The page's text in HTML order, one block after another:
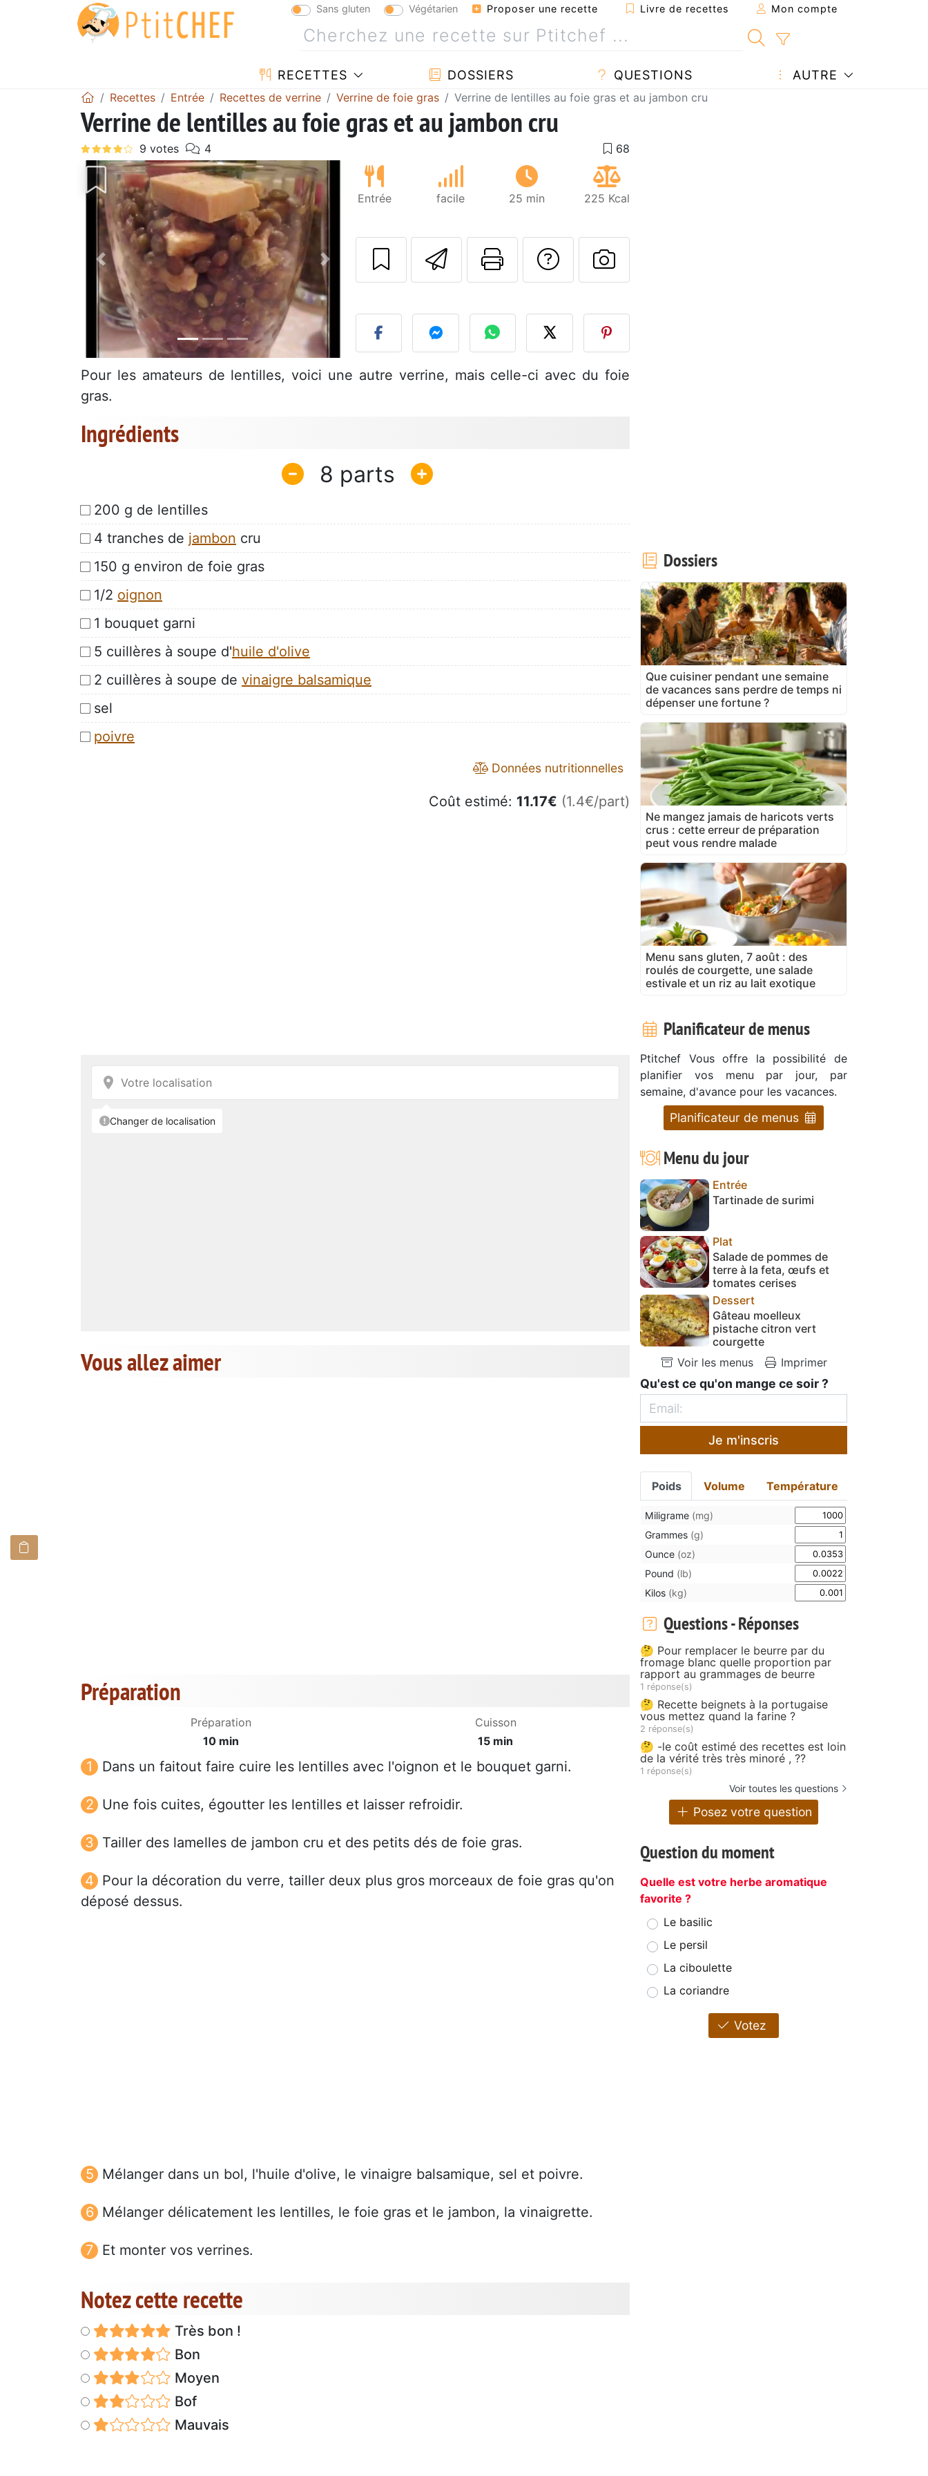
Sans gluten Végétarien Proposer une recette Livre de recettes Mon compte
RECETTES DOSSIERS QUESTIONS AUTRE
Recettes Entrée Recettes de verrine Verrine de foie gras Verrine de lentilles au foie gras et au jambon cru
Verrine de lentilles au foie gras et au jambon cru
Précédent Suivant
Entrée facile 25 min 225 Kcal
Envoyer cette recette à un ami
Imprimer cette page
Poser une question à l'auteur
Publier votre photo de cette
Pour les amateurs de lentilles, voici une autre verrine, mais celle-ci avec du foie
gras.
Ingrédients
8
200 g de lentilles
4 tranches de jambon cru
150 g environ de foie gras
1/2 oignon
1 bouquet garni
5 cuillères à soupe d'huile d'olive
2 cuillères à soupe de vinaigre balsamique
sel
poivre
Données nutritionnelles
Coût estimé: 11.17€ (1.4€/part)
Vous allez aimer
Préparation
Préparation
10 min
Cuisson
15 min
Dans un faitout faire cuire les lentilles avec l'oignon et le bouquet garni.
Une fois cuites, égoutter les lentilles et laisser refroidir.
Tailler des lamelles de jambon cru et des petits dés de foie gras.
Pour la décoration du verre, tailler deux plus gros morceaux de foie gras qu'on
déposé dessus.
Mélanger dans un bol, l'huile d'olive, le vinaigre balsamique, sel et poivre.
Mélanger délicatement les lentilles, le foie gras et le jambon, la vinaigrette.
Et monter vos verrines.
Notez cette recette
Très bon !
Bon
Moyen
Bof
Mauvais
Dossiers
Que cuisiner pendant une semaine
de vacances sans perdre de temps ni
dépenser une fortune ?
Ne mangez jamais de haricots verts
crus : cette erreur de préparation
peut vous rendre malade
Menu sans gluten, 7 août : des
roulés de courgette, une salade
estivale et un riz au lait exotique
Planificateur de menus
Ptitchef Vous offre la possibilité de
planifier vos menu par jour, par
semaine, d'avance pour les vacances.
Planificateur de menus
Menu du jour
Entrée
Tartinade de surimi
Plat
Salade de pommes de
terre à la feta, œufs et
tomates cerises
Dessert
Gâteau moelleux
pistache citron vert
courgette
Voir les menus
Imprimer
Qu'est ce qu'on mange ce soir ?
Je m'inscris
Poids Volume Température
Miligrame (mg)
Grammes (g)
Ounce (oz)
Pound (lb)
Kilos (kg)
Questions - Réponses
🤔 Pour remplacer le beurre par du
fromage blanc quelle proportion par
rapport au grammages de beurre
1 réponse(s)
🤔 Recette beignets à la portugaise
vous mettez quand la farine ?
2 réponse(s)
🤔 -le coût estimé des recettes est loin
de la vérité très très minoré , ??
1 réponse(s)
Voir toutes les questions
Posez votre question
Question du moment
Quelle est votre herbe aromatique
favorite ?
Le basilic
Le persil
La ciboulette
La coriandre
Votez